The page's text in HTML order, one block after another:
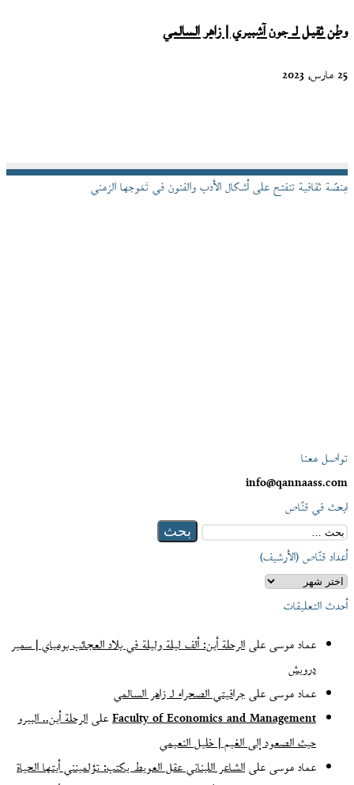
وطن ثقيل لـ جون آشبيري | زاهر السالمي
25 مارس، 2023
مِنصّة ثقافية تنفتح على أشكال الأدب والفنون في تَمَوجها الزمني
تواصل معنا
info@qannaass.com
ابحث في قنّاص
البحث
عن:
أعداد قنّاص (الأرشيف)
أعداد
قنّاص
أحدث التعليقات
عماد موسىعلىالرحلة أين: ألف ليلة وليلة في بلاد العجائب بومباي | سمير
درويش
عماد موسىعلىجرافيتي الصحراء لـ زاهر السالمي
Faculty of Economics and Managementعلىالرحلة أين.. البيرو
حيث الصعود إلى الغيم | خليل النعيمي
عماد موسىعلىالشاعر اللبناني عقل العويط يكتب: تؤلمينني أيتها الحياة